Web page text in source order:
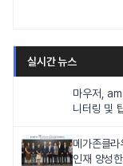
실시간 뉴스
마우저,
니터링 및
메가존클
인재 양성